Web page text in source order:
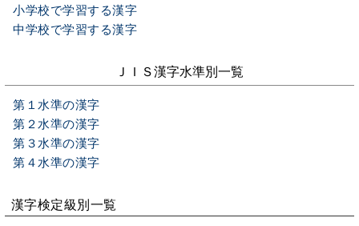
小学校で学習する漢字
中学校で学習する漢字
ＪＩＳ漢字水準別一覧
第１水準の漢字
第２水準の漢字
第３水準の漢字
第４水準の漢字
漢字検定級別一覧